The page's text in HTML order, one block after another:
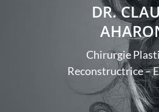
DR.
Chirurgie
Reconstructrice –